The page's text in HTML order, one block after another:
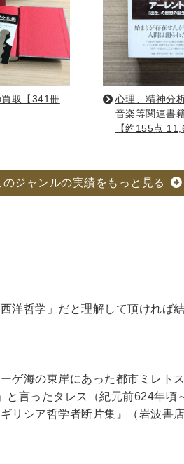
登山・ハイキン
就職対策 英語学習 工学・
運輸・船舶・通信 食
取【341冊
心理、精神分
音楽等関連書
【約155点
のジャンルの実績をもっと見る
洋哲学」だと理解して頂ければ結
ゲ海の東岸にあった都市ミレト
と言ったタレス（紀元前624年頃
リシア哲学者断片集』（岩波書